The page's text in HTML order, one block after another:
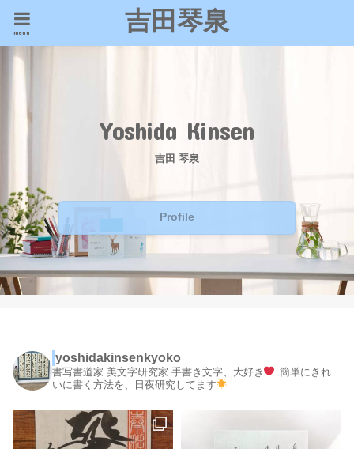
吉田琴泉
menu
Yoshida Kinsen
吉田 琴泉
Profile
yoshidakinsenkyoko
書写書道家 美文字研究家 手書き文字、大好き
簡単にきれ
いに書く方法を、日夜研究してます